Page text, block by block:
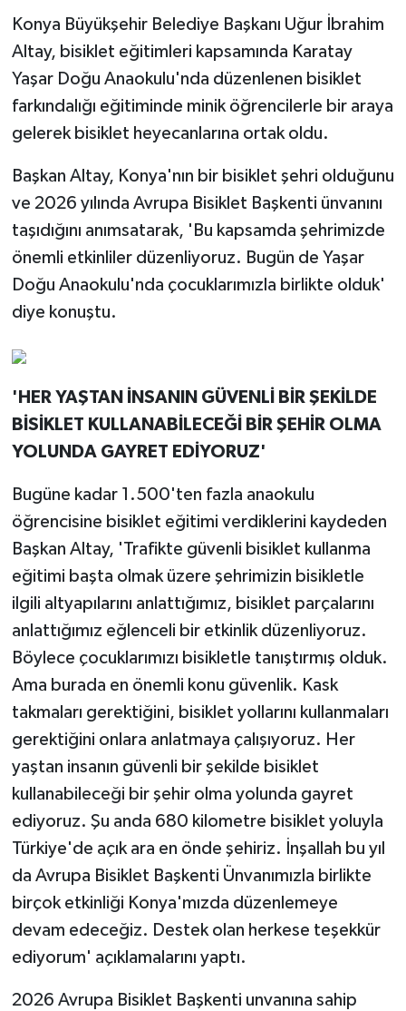
Konya Büyükşehir Belediye Başkanı Uğur İbrahim
Altay, bisiklet eğitimleri kapsamında Karatay
Yaşar Doğu Anaokulu'nda düzenlenen bisiklet
farkındalığı eğitiminde minik öğrencilerle bir araya
gelerek bisiklet heyecanlarına ortak oldu.
Başkan Altay, Konya'nın bir bisiklet şehri olduğunu
ve 2026 yılında Avrupa Bisiklet Başkenti ünvanını
taşıdığını anımsatarak, 'Bu kapsamda şehrimizde
önemli etkinliler düzenliyoruz. Bugün de Yaşar
Doğu Anaokulu'nda çocuklarımızla birlikte olduk'
diye konuştu.
'HER YAŞTAN İNSANIN GÜVENLİ BİR ŞEKİLDE
BİSİKLET KULLANABİLECEĞİ BİR ŞEHİR OLMA
YOLUNDA GAYRET EDİYORUZ'
Bugüne kadar 1.500'ten fazla anaokulu
öğrencisine bisiklet eğitimi verdiklerini kaydeden
Başkan Altay, 'Trafikte güvenli bisiklet kullanma
eğitimi başta olmak üzere şehrimizin bisikletle
ilgili altyapılarını anlattığımız, bisiklet parçalarını
anlattığımız eğlenceli bir etkinlik düzenliyoruz.
Böylece çocuklarımızı bisikletle tanıştırmış olduk.
Ama burada en önemli konu güvenlik. Kask
takmaları gerektiğini, bisiklet yollarını kullanmaları
gerektiğini onlara anlatmaya çalışıyoruz. Her
yaştan insanın güvenli bir şekilde bisiklet
kullanabileceği bir şehir olma yolunda gayret
ediyoruz. Şu anda 680 kilometre bisiklet yoluyla
Türkiye'de açık ara en önde şehiriz. İnşallah bu yıl
da Avrupa Bisiklet Başkenti Ünvanımızla birlikte
birçok etkinliği Konya'mızda düzenlemeye
devam edeceğiz. Destek olan herkese teşekkür
ediyorum' açıklamalarını yaptı.
2026 Avrupa Bisiklet Başkenti unvanına sahip